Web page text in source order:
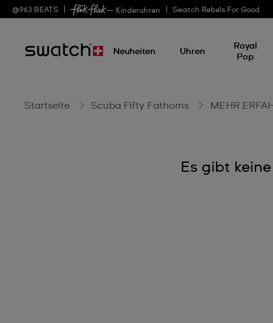
@963 BEATS — Kinderuhren Swatch Rebels For Good
Neuheiten Uhren
Royal
Pop
BIOCERAMIC
Startseite Scuba Fifty Fathoms MEHR
Es gibt